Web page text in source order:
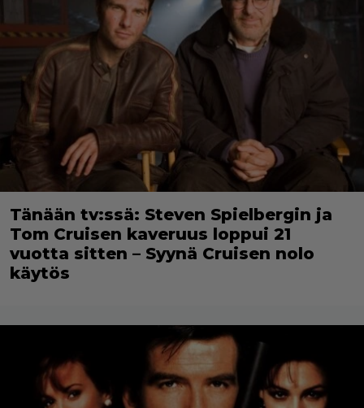
Tänään tv:ssä: Steven Spielbergin ja
Tom Cruisen kaveruus loppui 21
vuotta sitten – Syynä Cruisen nolo
käytös